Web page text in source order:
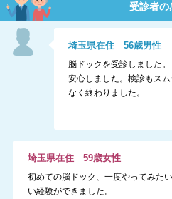
受診者の
埼玉県在住56歳男性
脳ドックを受診しました
安心しました。検診もス
なく終わりました。
埼玉県在住 59歳女性
初めての脳ドック、一度やってみた
い経験ができました。